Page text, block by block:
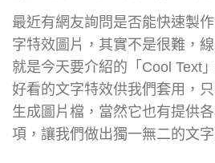
最近有網友詢問是否能快速製
字特效圖片，其實不是很難，
就是今天要介紹的「Cool Text
好看的文字特效供我們套用，
生成圖片檔，當然它也有提供
項，讓我們做出獨一無二的文字